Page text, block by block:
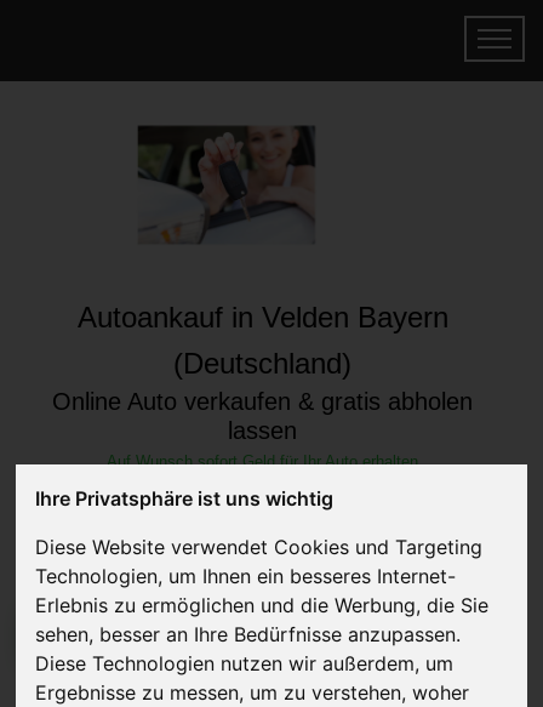
Ihre Privatsphäre ist uns wichtig
Diese Website verwendet Cookies und Targeting
Technologien, um Ihnen ein besseres Internet-
Erlebnis zu ermöglichen und die Werbung, die Sie
sehen, besser an Ihre Bedürfnisse anzupassen.
Diese Technologien nutzen wir außerdem, um
Ergebnisse zu messen, um zu verstehen, woher
Autoankauf in Velden Bayern
(Deutschland)
Online Auto verkaufen & gratis abholen
lassen
Auf Wunsch sofort Geld für Ihr Auto erhalten
JETZT KOSTENLOSE BEWERTUNG
Kostenloses Angebotfür den Ankauf Ihres Autos inklusive der